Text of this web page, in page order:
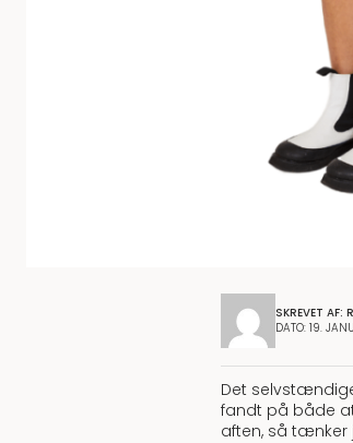
SKREVET AF:
DATO: 19.
Det
fandt på både
aften, så tænker